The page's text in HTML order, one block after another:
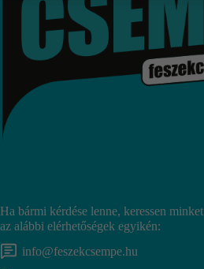
Ha bármi kérdése lenne, keressen minket
az alábbi elérhetőségek egyikén:
info@feszekcsempe.hu